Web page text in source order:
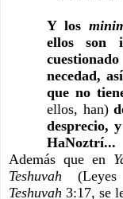
Y los
ellos son
necedad,
que no
ellos, han)
desprecio,
HaNoztrí...
Además que en
Teshuvah
Teshuvah 3:17, se